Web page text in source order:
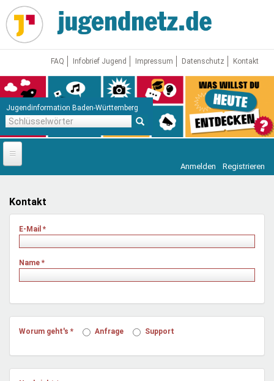
Direkt
zum
Inhalt
FAQ Infobrief Jugend Impressum Datenschutz Kontakt
Jugendinformation Baden-Württemberg
Startseite
News
Jugendnetz
Freizeit & Reisen
Mentoren & Projekte
Demokratie & Beteiligung
Vor Ort
Anmelden Registrieren
Kontakt
E-Mail *
Name *
Worum geht's * Anfrage Support